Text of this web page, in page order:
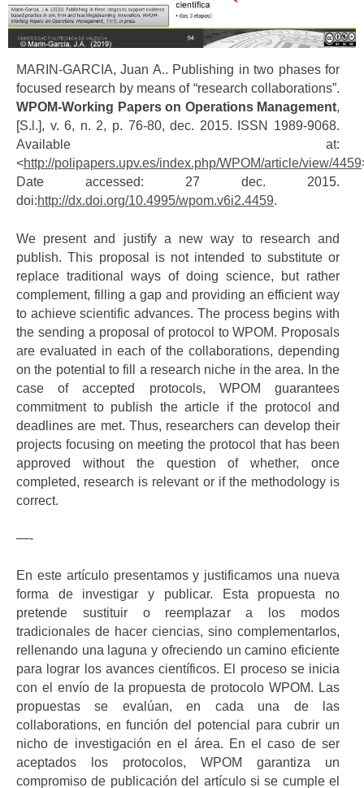
MARIN-GARCIA, Juan A.. Publishing in two phases for
focused research by means of “research collaborations”.
WPOM-Working Papers on Operations Management,
[S.l.], v. 6, n. 2, p. 76-80, dec. 2015. ISSN 1989-9068.
Available at:
<http://polipapers.upv.es/index.php/WPOM/article/view/4459
Date accessed: 27 dec. 2015.
doi:http://dx.doi.org/10.4995/wpom.v6i2.4459.
We present and justify a new way to research and
publish. This proposal is not intended to substitute or
replace traditional ways of doing science, but rather
complement, filling a gap and providing an efficient way
to achieve scientific advances. The process begins with
the sending a proposal of protocol to WPOM. Proposals
are evaluated in each of the collaborations, depending
on the potential to fill a research niche in the area. In the
case of accepted protocols, WPOM guarantees
commitment to publish the article if the protocol and
deadlines are met. Thus, researchers can develop their
projects focusing on meeting the protocol that has been
approved without the question of whether, once
completed, research is relevant or if the methodology is
correct.
—-
En este artículo presentamos y justificamos una nueva
forma de investigar y publicar. Esta propuesta no
pretende sustituir o reemplazar a los modos
tradicionales de hacer ciencias, sino complementarlos,
rellenando una laguna y ofreciendo un camino eficiente
para lograr los avances científicos. El proceso se inicia
con el envío de la propuesta de protocolo WPOM. Las
propuestas se evalúan, en cada una de las
collaborations, en función del potencial para cubrir un
nicho de investigación en el área. En el caso de ser
aceptados los protocolos, WPOM garantiza un
compromiso de publicación del artículo si se cumple el